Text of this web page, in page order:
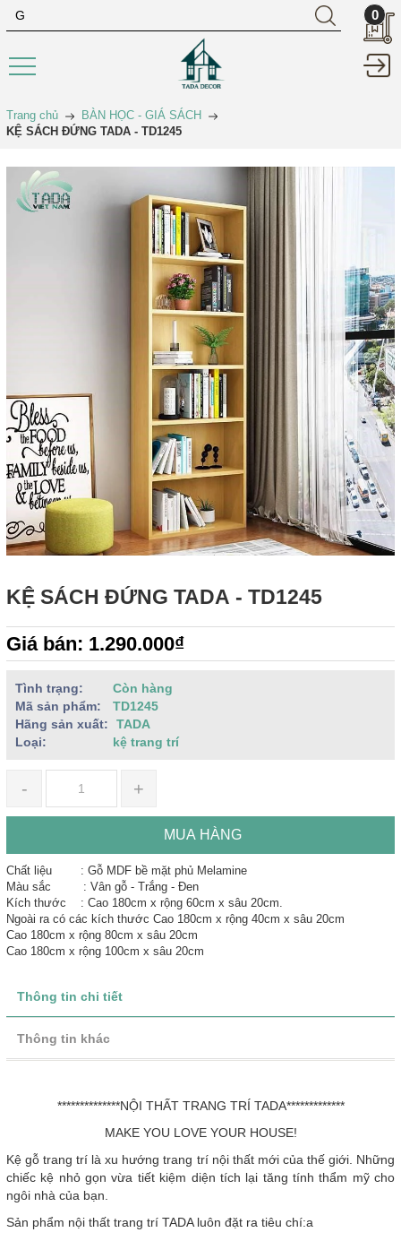
0
Trang chủ
BÀN HỌC - GIÁ SÁCH
KỆ SÁCH ĐỨNG TADA - TD1245
KỆ SÁCH ĐỨNG TADA - TD1245
Giá bán: 1.290.000₫
Tình trạng:
Còn hàng
Mã sản phẩm:
TD1245
Hãng sản xuất:
TADA
Loại:
kệ trang trí
- +
MUA HÀNG
Chất liệu : Gỗ MDF bề mặt phủ Melamine
Màu sắc : Vân gỗ - Trắng - Đen
Kích thước : Cao 180cm x rộng 60cm x sâu 20cm.
Ngoài ra có các kích thước Cao 180cm x rộng 40cm x sâu 20cm
Cao 180cm x rộng 80cm x sâu 20cm
Cao 180cm x rộng 100cm x sâu 20cm
Thông tin chi tiết
Thông tin khác
**************NỘI THẤT TRANG TRÍ TADA*************
MAKE YOU LOVE YOUR HOUSE!
Kệ gỗ trang trí là xu hướng trang trí nội thất mới của thế giới. Những
chiếc kệ nhỏ gọn vừa tiết kiệm diện tích lại tăng tính thẩm mỹ cho
ngôi nhà của bạn.
Sản phẩm nội thất trang trí TADA luôn đặt ra tiêu chí:a